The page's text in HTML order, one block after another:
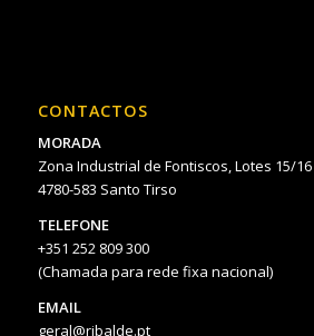
CONTACTOS
MORADA
Zona Industrial de Fontiscos, Lotes 15/16
4780-583 Santo Tirso
TELEFONE
+351 252 809 300
(Chamada para rede fixa nacional)
EMAIL
geral@ribalde.pt